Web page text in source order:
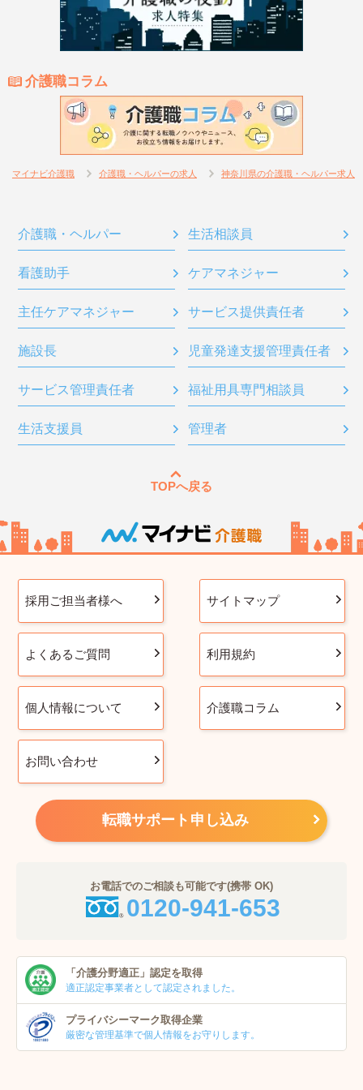
介護職コラム
マイナビ介護職 介護職・ヘルパーの求人 神奈川県の介護職・ヘルパー求人
介護職・ヘルパー 生活相談員
看護助手 ケアマネジャー
主任ケアマネジャー サービス提供責任者
施設長 児童発達支援管理責任者
サービス管理責任者 福祉用具専門相談員
生活支援員 管理者
TOPへ戻る
採用ご担当者様へ サイトマップ
よくあるご質問 利用規約
個人情報について 介護職コラム
お問い合わせ
転職サポート申し込み
お電話でのご相談も可能です(携帯 OK)
0120-941-653
「介護分野適正」 認定を取得
適正認定事業者として認定されました。
プライバシーマーク取得企業
厳密な管理基準で個人情報をお守りします。